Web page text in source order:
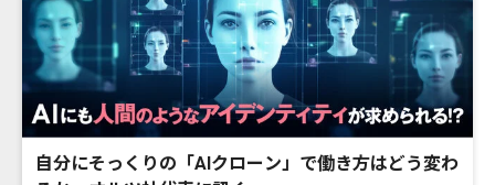
自分にそっくりの「AIクローン」で働き方はどう変わ